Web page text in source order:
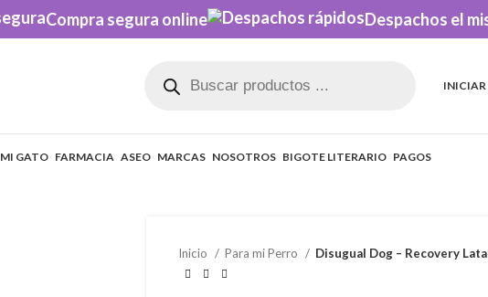
Compra segura online Despachos el
INICIAR
MI GATO FARMACIA ASEO MARCAS NOSOTROS BIGOTE LITERARIO PAGOS
Inicio Para mi Perro Disugual Dog – Recovery